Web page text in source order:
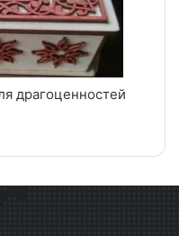
драгоценностей